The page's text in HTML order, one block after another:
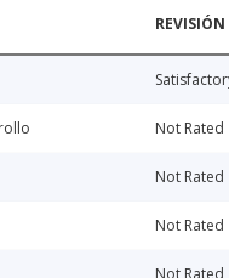
Not Rated
Not Rated
Not Rated